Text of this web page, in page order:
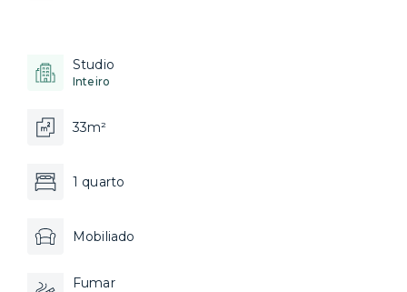
Studio
Inteiro
33m²
1 quarto
Mobiliado
Fumar